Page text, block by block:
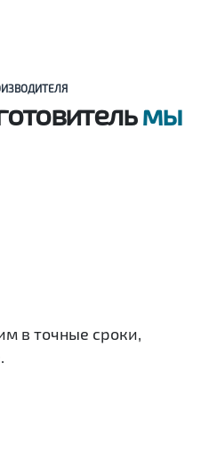
мы
в точные сроки,